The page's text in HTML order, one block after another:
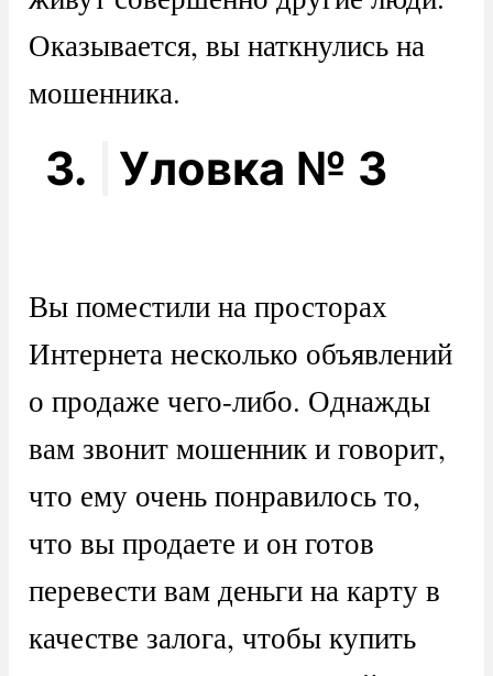
Оказывается, вы наткнулись на
мошенника.
3. Уловка № 3
Вы поместили на просторах
Интернета несколько объявлений
о продаже чего-либо. Однажды
вам звонит мошенник и говорит,
что ему очень понравилось то,
что вы продаете и он готов
перевести вам деньги на карту в
качестве залога, чтобы купить